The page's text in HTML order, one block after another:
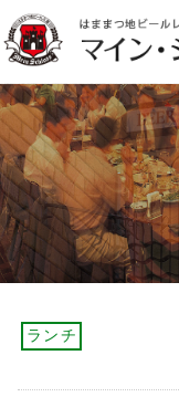
マ
ランチ